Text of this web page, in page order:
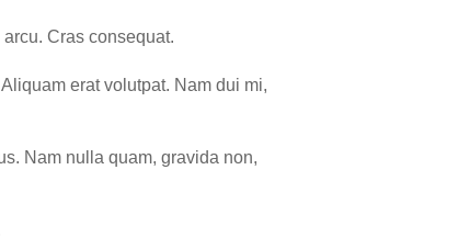
Cras consequat.
erat volutpat. Nam dui mi,
Nam nulla quam, gravida non,